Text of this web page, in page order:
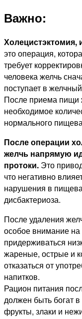
Важно:
Холецистэктомия,
это операция,
требует
человека желчь
поступает в
После приема пищи
необходимое
нормального
После операции
желчь напрямую
протоки. Это
что негативно
нарушения в
дисбактериоза.
После удаления
особое внимание на
придерживаться
жареные, острые и
отказаться от
напитков.
Рацион питания
должен быть богат
фрукты, злаки и